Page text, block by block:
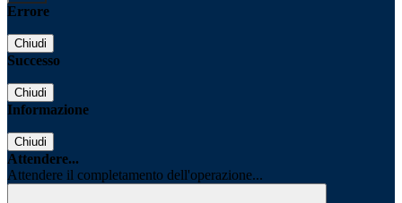
Errore
Chiudi
Successo
Chiudi
Informazione
Chiudi
Attendere...
Attendere il completamento dell'operazione...